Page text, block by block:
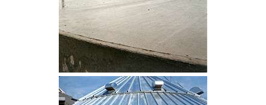
CLIQUEZ POUR AGRANDIR